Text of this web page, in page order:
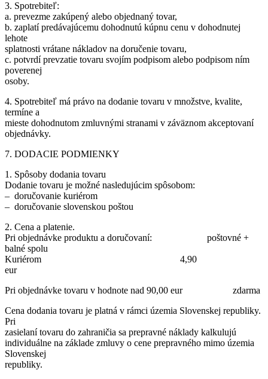
3. Spotrebiteľ:
a. prevezme zakúpený alebo objednaný tovar,
b. zaplatí predávajúcemu dohodnutú kúpnu cenu v dohodnutej
lehote
splatnosti vrátane nákladov na doručenie tovaru,
c. potvrdí prevzatie tovaru svojím podpisom alebo podpisom ním
poverenej
osoby.
4. Spotrebiteľ má právo na dodanie tovaru v množstve, kvalite,
termíne a
mieste dohodnutom zmluvnými stranami v záväznom akceptovaní
objednávky.
7. DODACIE PODMIENKY
1. Spôsoby dodania tovaru
Dodanie tovaru je možné nasledujúcim spôsobom:
– doručovanie kuriérom
– doručovanie slovenskou poštou
2. Cena a platenie.
Pri objednávke produktu a doručovaní: poštovné +
balné spolu
Kuriérom 4,90
eur
Pri objednávke tovaru v hodnote nad 90,00 eur zdarma
Cena dodania tovaru je platná v rámci územia Slovenskej republiky.
Pri
zasielaní tovaru do zahraničia sa prepravné náklady kalkulujú
individuálne na základe zmluvy o cene prepravného mimo územia
Slovenskej
republiky.